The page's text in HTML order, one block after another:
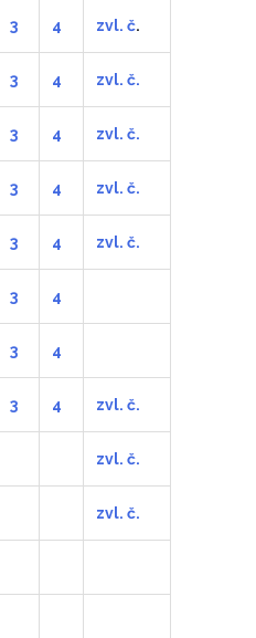
3 4 zvl. č.
3 4 zvl. č.
3 4 zvl. č.
3 4 zvl. č.
3 4 zvl. č.
3 4
3 4
3 4 zvl. č.
zvl. č.
zvl. č.